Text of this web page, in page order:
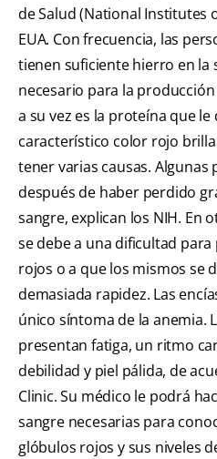
de Salud (National Institutes
EUA. Con frecuencia, las
tienen suficiente hierro en la
necesario para la
a su vez es la proteína que le
característico color rojo
tener varias causas. Algunas
después de haber perdido
sangre, explican los NIH. En
se debe a una dificultad
rojos o a que los mismos se
demasiada rapidez. Las
único síntoma de la anemia.
presentan fatiga, un ritmo
debilidad y piel pálida, de
Clinic. Su médico le podrá
sangre necesarias para
glóbulos rojos y sus niveles